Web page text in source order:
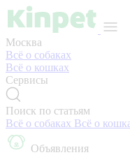
Москва
Всё о собаках
Всё о кошках
Сервисы
Поиск по статьям
Всё о собаках Всё о
Объявления